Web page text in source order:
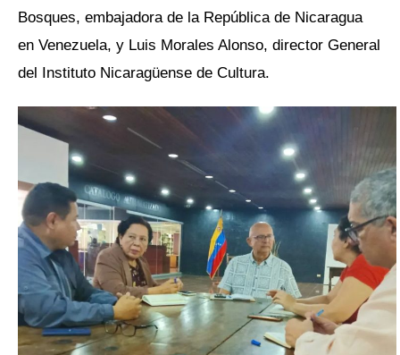
Bosques, embajadora de la República de Nicaragua
en Venezuela, y Luis Morales Alonso, director General
del Instituto Nicaragüense de Cultura.